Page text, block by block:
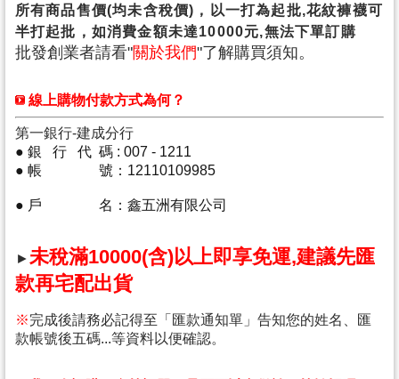
所有商品售價(均未含稅價)，以一打為起批,花紋褲襪可
半打起批，如消費金額未達10000元,無法下單訂購
批發創業者請看"關於我們"了解購買須知。
線上購物付款方式為何？
第一銀行-建成分行
● 銀 行 代 碼 : 007 - 1211
● 帳 號 ： 12110109985
● 戶 名 ： 鑫五洲有限公司
►未稅滿10000(含)以上即享免運,建議先匯
款再宅配出貨
※完成後請務必記得至「 匯款通知單」 告知您的姓名、匯
款帳號後五碼...等資料以便確認。